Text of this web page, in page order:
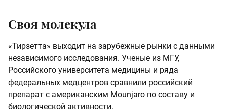
Своя молекула
«Тирзетта» выходит на зарубежные рынки с данными
независимого исследования. Ученые из МГУ,
Российского университета медицины и ряда
федеральных медцентров сравнили российский
препарат с американским Mounjaro по составу и
биологической активности.